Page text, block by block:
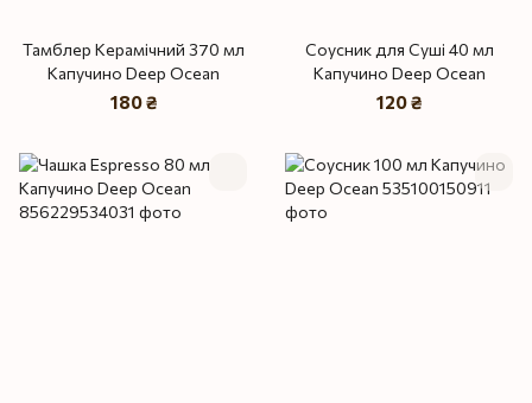
Тамблер Керамічний 370 мл
Капучино Deep Ocean
180 ₴
Соусник для Суші 40 мл
Капучино Deep Ocean
120 ₴